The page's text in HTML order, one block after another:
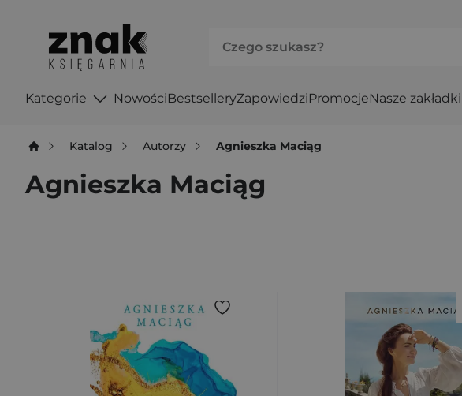
Kategorie NowościBestselleryZapowiedziPromocjeNasze zakładki
Katalog Autorzy Agnieszka Maciąg
Agnieszka Maciąg